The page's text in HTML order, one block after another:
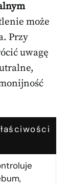
może
Przy
uwagę